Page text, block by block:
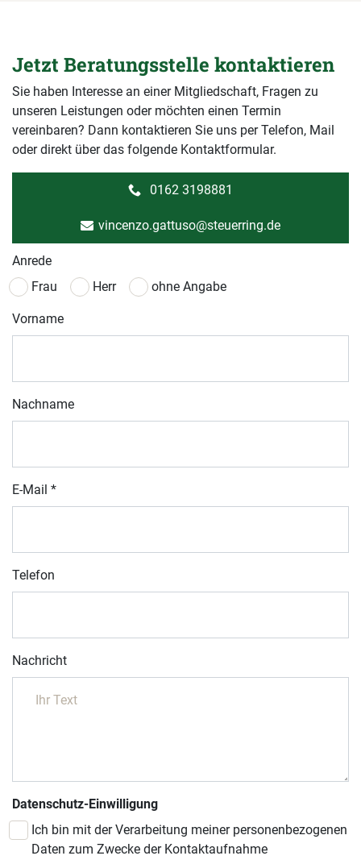
Jetzt Beratungsstelle kontaktieren
Sie haben Interesse an einer Mitgliedschaft, Fragen zu
unseren Leistungen oder möchten einen Termin
vereinbaren? Dann kontaktieren Sie uns per Telefon, Mail
oder direkt über das folgende Kontaktformular.
0162 3198881
vincenzo.gattuso@steuerring.de
Anrede
Frau
Herr ohne Angabe
Vorname
Nachname
E-Mail *
Telefon
Nachricht
Datenschutz-Einwilligung
Ich bin mit der Verarbeitung meiner personenbezogenen
Daten zum Zwecke der Kontaktaufnahme